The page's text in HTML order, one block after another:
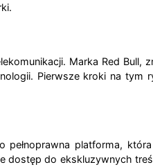
Marka Red Bull,
Pierwsze kroki na tym
platforma,
dostęp do ekskluzywnych